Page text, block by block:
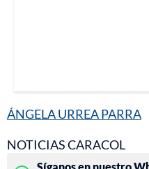
ÁNGELA URREA PARRA
NOTICIAS CARACOL